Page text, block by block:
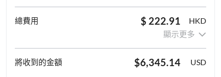
$ 222.91
HKD
顯示更多
$6,345.14 USD